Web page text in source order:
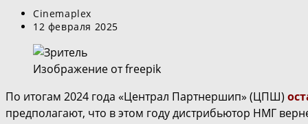
Автор
записи:
Cinemaplex
Запись
12 февраля 2025
Изображение от freepik
По итогам 2024 года «Централ Партнершип» (ЦПШ)
предполагают, что в этом году дистрибьютор НМГ